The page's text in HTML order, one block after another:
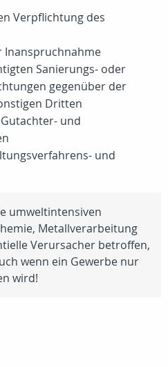
Verpflichtung des
Sanierungs- oder
gegenüber der
Dritten
und
und
umweltintensiven
Metallverarbeitung
Verursacher betroffen,
wenn ein Gewerbe nur
wird!